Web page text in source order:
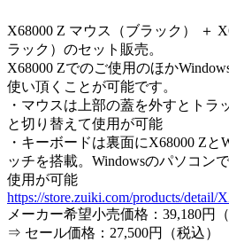
X68000 Z マウス（ブラック） ＋
ラック）のセット販売。
X68000 Zでのご使用のほか
使い頂くことが可能です。
・マウスは上部の蓋を外すとトラ
と切り替えて使用が可能
・キーボードは裏面にX68000 Zと
ッチを搭載。Windowsのパソコン
使用が可能
https://store.zuiki.com/products/detail/
メーカー希望小売価格：39,180円（
⇒ セール価格：27,500円（税込）